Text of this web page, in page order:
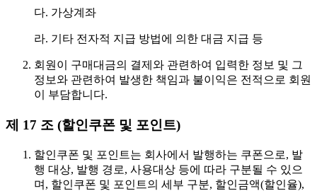
다. 가상계좌
라. 기타 전자적 지급 방법에 의한 대금 지급 등
회원이 구매대금의 결제와 관련하여 입력한 정보 및 그
정보와 관련하여 발생한 책임과 불이익은 전적으로 회원
이 부담합니다.
제 17 조 (할인쿠폰 및 포인트)
할인쿠폰 및 포인트는 회사에서 발행하는 쿠폰으로, 발
행 대상, 발행 경로, 사용대상 등에 따라 구분될 수 있으
며, 할인쿠폰 및 포인트의 세부 구분, 할인금액(할인율),